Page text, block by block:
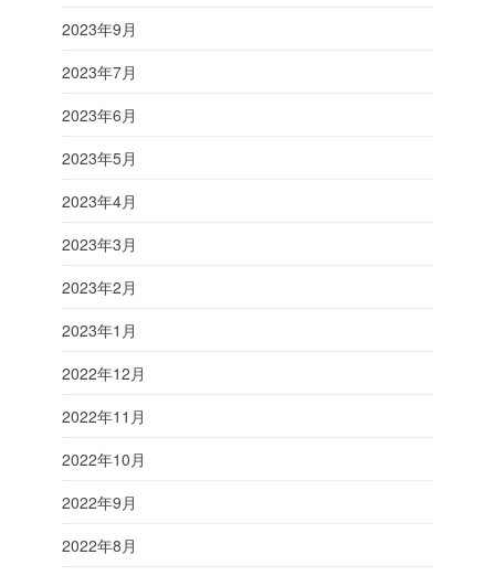
2023年9月
2023年7月
2023年6月
2023年5月
2023年4月
2023年3月
2023年2月
2023年1月
2022年12月
2022年11月
2022年10月
2022年9月
2022年8月